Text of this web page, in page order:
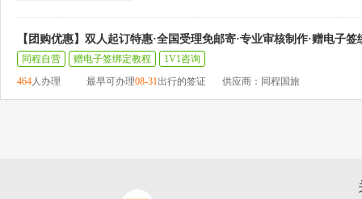
【团购优惠】双人起订特惠·全国受理免邮寄·专业审核制作·赠电子签
同程自营 赠电子签绑定教程
1V1咨询
464人办理 最早可办理08-31出行的签证 供应商：同程国旅